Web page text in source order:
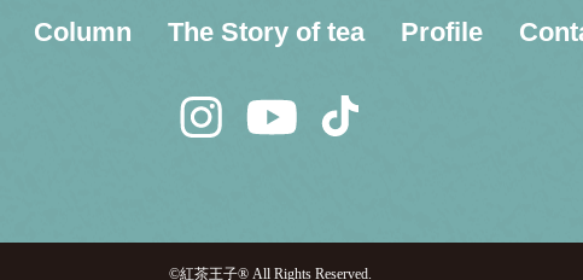
Column The Story of tea Profile
©紅茶王子® All Rights Reserved.